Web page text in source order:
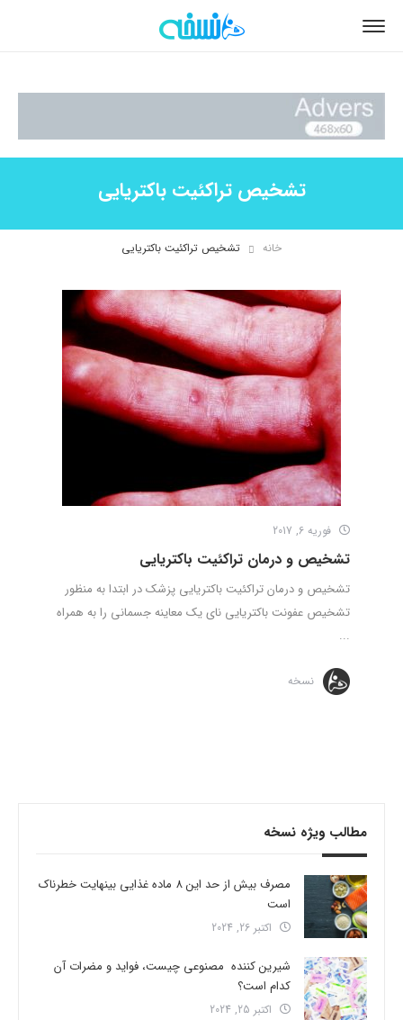
تشخیص تراکئیت باکتریایی
خانه تشخیص تراکئیت باکتریایی
فوریه 6, 2017
تشخیص و درمان تراکئیت باکتریایی
تشخیص و درمان تراکئیت باکتریایی پزشک در ابتدا به منظور
تشخیص عفونت باکتریایی نای یک معاینه جسمانی را به همراه
...
نسخه
مطالب ویژه نسخه
مصرف بیش از حد این 8 ماده غذایی بینهایت خطرناک
است
اکتبر 26, 2024
شیرین کننده مصنوعی چیست، فواید و مضرات آن
کدام است؟
اکتبر 25, 2024